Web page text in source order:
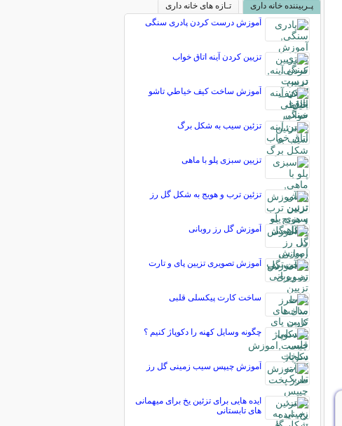
پـربیننده خانه داری
تـازه های خانه داری
آموزش درست کردن پادری سنگی
تزیین کردن آینه اتاق خواب
آموزش ساخت كيف خياطي تاشو
تزئين سيب به شكل برگ
تزیین سبزی پلو با ماهی
تزئین ترب و هویج به شکل گل رز
آموزش گل رز روبانی
آموزش تصویری تزیین پای و تارت
ساخت کارت پیکسلی قلبی
چگونه وسایل کهنه را دکوپاژ کنیم ؟
آموزش چیپس سیب زمینی گل رز
ایده هایی برای تزئین یخ برای میهمانی
های تابستانی